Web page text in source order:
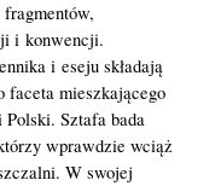
i konwencji.
i eseju składają
faceta mieszkającego
Sztafa bada
wprawdzie wciąż
W swojej